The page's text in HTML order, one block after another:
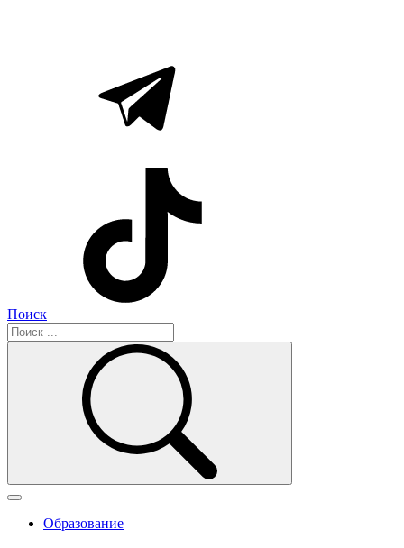
Поиск
Образование